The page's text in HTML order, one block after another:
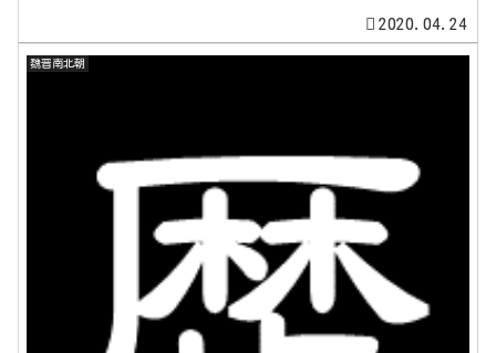
2020.04.24
魏晋南北朝